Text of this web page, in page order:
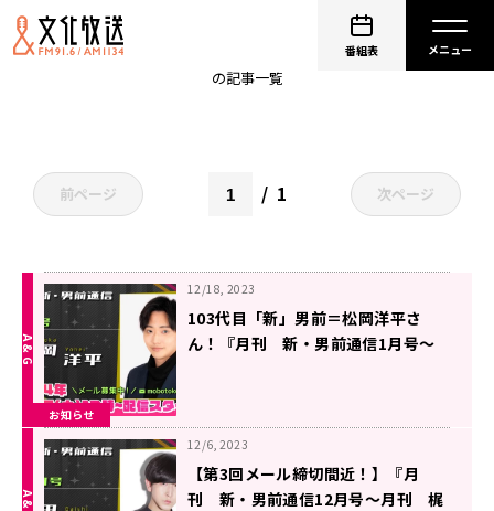
番組表
の記事一覧
前ページ 1 次ページ
お知らせ
12/18, 2023
103代目「新」男前＝松岡洋平さ
ん！『月刊 新・男前通信1月号～
12/6, 2023
【第3回メール締切間近！】『月
刊 新・男前通信12月号～月刊 梶